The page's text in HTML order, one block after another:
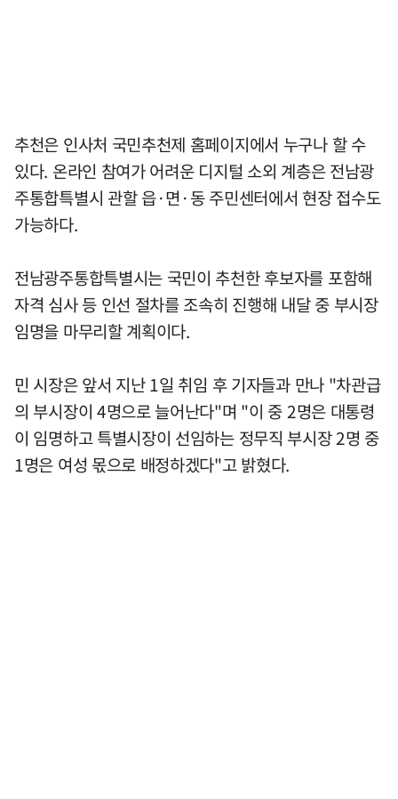
추천은 인사처 국민추천제 홈페이지에서 누구나 할 수
있다. 온라인 참여가 어려운 디지털 소외 계층은 전남광
주통합특별시 관할 읍·면·동 주민센터에서 현장 접수도
가능하다.
전남광주통합특별시는 국민이 추천한 후보자를 포함해
자격 심사 등 인선 절차를 조속히 진행해 내달 중 부시장
임명을 마무리할 계획이다.
민 시장은 앞서 지난 1일 취임 후 기자들과 만나 "차관급
의 부시장이 4명으로 늘어난다"며 "이 중 2명은 대통령
이 임명하고 특별시장이 선임하는 정무직 부시장 2명 중
1명은 여성 몫으로 배정하겠다"고 밝혔다.